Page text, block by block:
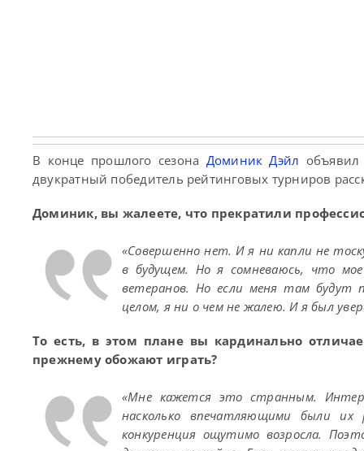
В конце прошлого сезона Доминик Дэйл
двукратный победитель рейтинговых турниров
Доминик, вы жалеете, что прекратили
«Совершенно нет. И я ни капли не
в будущем. Но я сомневаюсь, что
ветеранов. Но если меня там будут
целом, я ни о чем не жалею. И я был
То есть, в этом плане вы кардинально
прежнему обожают играть?
«Мне кажется это странным.
насколько впечатляющими были
конкуренция ощутимо возросла.